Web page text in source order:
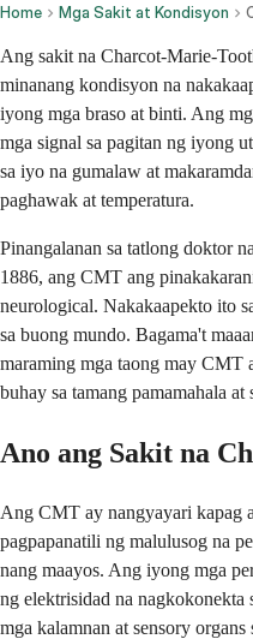
Home Mga Sakit at Kondisyon
Ang sakit na Charcot-Marie-
minanang kondisyon na
iyong mga braso at binti. Ang
mga signal sa pagitan ng iyong
sa iyo na gumalaw at
paghawak at temperatura.
Pinangalanan sa tatlong doktor
1886, ang CMT ang
neurological. Nakakaapekto ito
sa buong mundo. Bagama't
maraming mga taong may CMT
buhay sa tamang pamamahala at
Ano ang Sakit na
Ang CMT ay nangyayari kapag
pagpapanatili ng malulusog na
nang maayos. Ang iyong mga
ng elektrisidad na
mga kalamnan at sensory